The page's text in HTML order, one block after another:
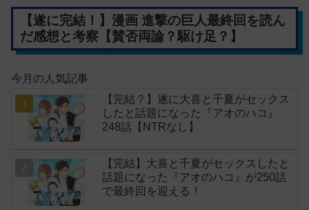
【遂に完結！】漫画 進撃の巨人最終回を読ん
だ感想と考察【賛否両論？駆け足？】
今月の人気記事
【完結？】遂に大喜と千夏がセックス
したと話題になった『アオのハコ』
248話【NTRなし】
【完結】大喜と千夏がセックスしたと
話題になった『アオのハコ』が250話
で最終回を迎える！